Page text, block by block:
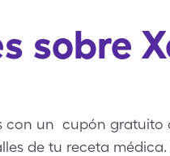
sobre
con un cupón gratuito
de tu receta médica.